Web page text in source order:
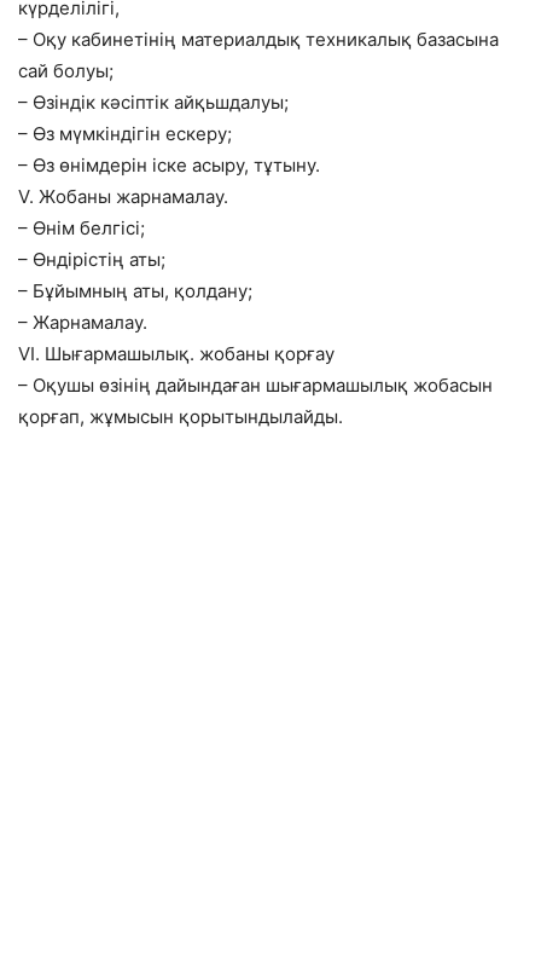
күрделілігі,
– Оқу кабинетінің материалдық техникалық базасына
сай болуы;
– Өзіндік кәсіптік айқьшдалуы;
– Өз мүмкіндігін ескеру;
– Өз өнімдерін іске асыру, тұтыну.
V. Жобаны жарнамалау.
– Өнім белгісі;
– Өндірістің аты;
– Бұйымның аты, қолдану;
– Жарнамалау.
VI. Шығармашылық. жобаны қорғау
– Оқушы өзінің дайындаған шығармашылық жобасын
қорғап, жұмысын қорытындылайды.